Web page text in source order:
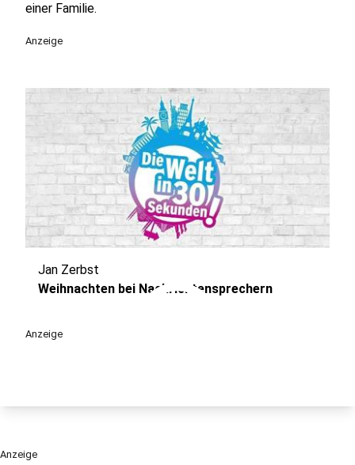
einer Familie.
Anzeige
play_circle
Jan Zerbst
Weihnachten bei Nachrichtensprechern
Anzeige
Anzeige